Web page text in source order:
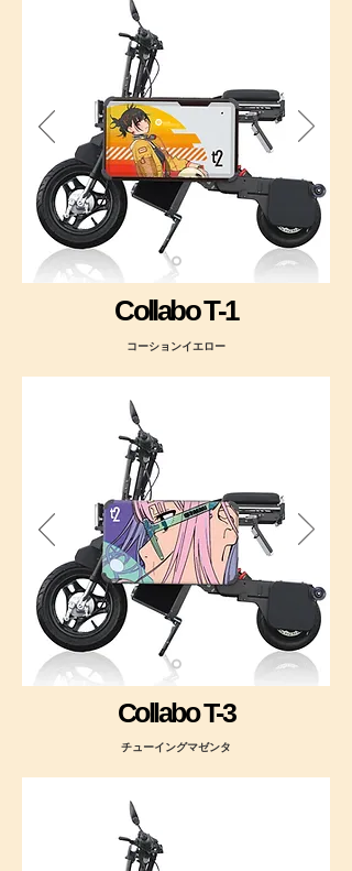
Collabo T-1
コーションイエロー
Collabo T-3
チューイングマゼンタ